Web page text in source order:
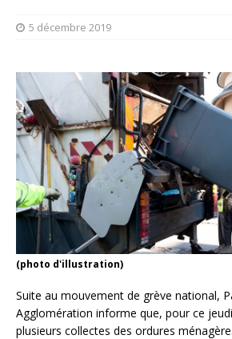
5 décembre 2019
(photo d'illustration)
Suite au mouvement de grève national,
Agglomération informe que, pour ce
plusieurs collectes des ordures